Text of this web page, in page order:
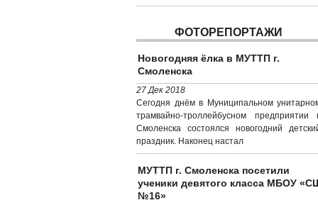
ФОТОРЕПОРТАЖИ
Новогодняя ёлка в МУТТП г.
Смоленска
27 Дек 2018
Сегодня днём в Муниципальном
трамвайно-троллейбусном предприятии
Смоленска состоялся новогодний
праздник. Наконец настал
МУТТП г. Смоленска посетили
ученики девятого класса МБОУ
№16»